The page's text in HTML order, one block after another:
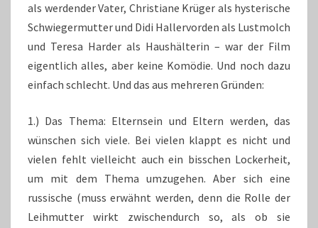
als werdender Vater, Christiane Krüger als hysterische
Schwiegermutter und Didi Hallervorden als Lustmolch
und Teresa Harder als Haushälterin – war der Film
eigentlich alles, aber keine Komödie. Und noch dazu
einfach schlecht. Und das aus mehreren Gründen:
1.) Das Thema: Elternsein und Eltern werden, das
wünschen sich viele. Bei vielen klappt es nicht und
vielen fehlt vielleicht auch ein bisschen Lockerheit,
um mit dem Thema umzugehen. Aber sich eine
russische (muss erwähnt werden, denn die Rolle der
Leihmutter wirkt zwischendurch so, als ob sie